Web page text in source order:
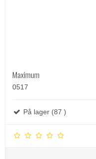
Maximum
0517
På lager (87 )